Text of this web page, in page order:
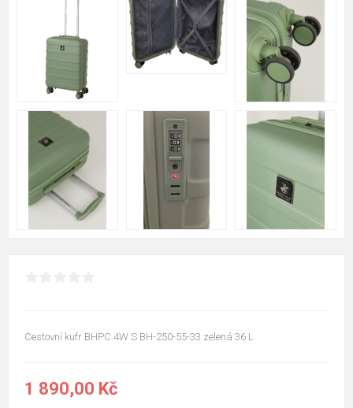
Cestovní kufr BHPC 4W S BH-250-55-33 zelená 36 L
1 890,00 Kč